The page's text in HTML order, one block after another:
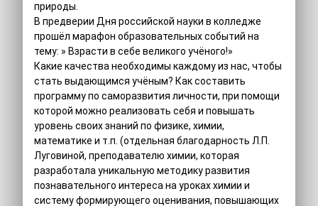
природы.
В предверии Дня российской науки в колледже
прошёл марафон образовательных событий на
тему: » Взрасти в себе великого учёного!»
Какие качества необходимы каждому из нас, чтобы
стать выдающимся учёным? Как составить
программу по саморазвития личности, при помощи
которой можно реализовать себя и повышать
уровень своих знаний по физике, химии,
математике и т.п. (отдельная благодарность Л.П.
Луговиной, преподавателю химии, которая
разработала уникальную методику развития
познавательного интереса на уроках химии и
систему формирующего оценивания, повышающих